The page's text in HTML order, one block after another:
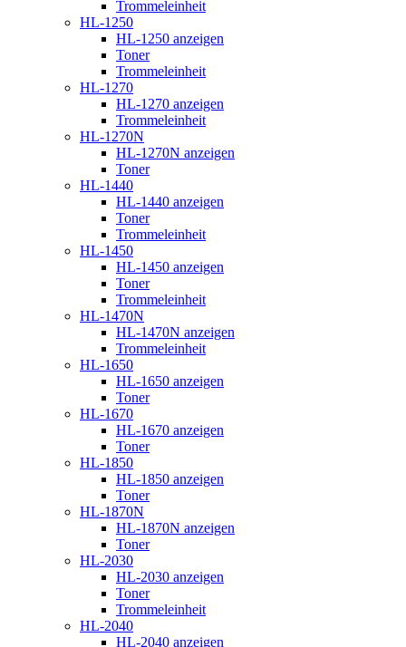
Trommeleinheit
HL-1250
HL-1250 anzeigen
Toner
Trommeleinheit
HL-1270
HL-1270 anzeigen
Trommeleinheit
HL-1270N
HL-1270N anzeigen
Toner
HL-1440
HL-1440 anzeigen
Toner
Trommeleinheit
HL-1450
HL-1450 anzeigen
Toner
Trommeleinheit
HL-1470N
HL-1470N anzeigen
Trommeleinheit
HL-1650
HL-1650 anzeigen
Toner
HL-1670
HL-1670 anzeigen
Toner
HL-1850
HL-1850 anzeigen
Toner
HL-1870N
HL-1870N anzeigen
Toner
HL-2030
HL-2030 anzeigen
Toner
Trommeleinheit
HL-2040
HL-2040 anzeigen